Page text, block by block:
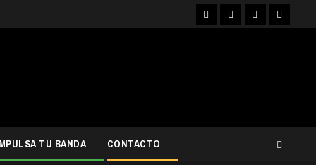
FacebookInstagram
YouTubeTwitter
TU BANDA CONTACTO